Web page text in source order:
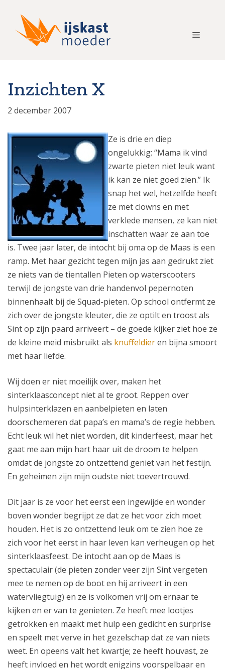
Menu
Inzichten X
2 december 2007
Ze is drie en diep
ongelukkig; “Mama ik vind
zwarte pieten niet leuk want
ik kan ze niet goed zien.” Ik
snap het wel, hetzelfde heeft
ze met clowns en met
verklede mensen, ze kan niet
inschatten waar ze aan toe
is. Twee jaar later, de intocht bij oma op de Maas is een
ramp. Met haar gezicht tegen mijn jas aan gedrukt ziet
ze niets van de tientallen Pieten op waterscooters
terwijl de jongste van drie handenvol pepernoten
binnenhaalt bij de Squad-pieten. Op school ontfermt ze
zich over de jongste kleuter, die ze optilt en troost als
Sint op zijn paard arriveert – de goede kijker ziet hoe ze
de kleine meid misbruikt als knuffeldieren bijna smoort
met haar liefde.
Wij doen er niet moeilijk over, maken het
sinterklaasconcept niet al te groot. Reppen over
hulpsinterklazen en aanbelpieten en laten
doorschemeren dat papa’s en mama’s de regie hebben.
Echt leuk wil het niet worden, dit kinderfeest, maar het
gaat me aan mijn hart haar uit de droom te helpen
omdat de jongste zo ontzettend geniet van het festijn.
En geheimen zijn mijn oudste niet toevertrouwd.
Dit jaar is ze voor het eerst een ingewijde en wonder
boven wonder begrijpt ze dat ze het voor zich moet
houden. Het is zo ontzettend leuk om te zien hoe ze
zich voor het eerst in haar leven kan verheugen op het
sinterklaasfeest. De intocht aan op de Maas is
spectaculair (de pieten zonder veer zijn Sint vergeten
mee te nemen op de boot en hij arriveert in een
watervliegtuig) en ze is volkomen vrij om ernaar te
kijken en er van te genieten. Ze heeft mee lootjes
getrokken en maakt met hulp een gedicht en surprise
en speelt met verve in het gezelschap dat ze van niets
weet. En opeens valt het kwartje; ze heeft houvast, ze
heeft invloed en het wordt enigzins voorspelbaar en